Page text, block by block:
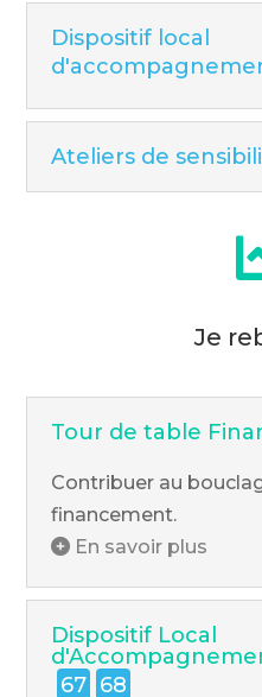
Dispositif local
Ateliers de
Je
Tour de table
Contribuer au
financement.
En savoir plus
Dispositif Local
67 68